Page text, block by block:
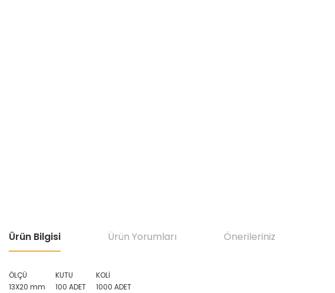
Ürün Bilgisi Ürün Yorumları Önerileriniz
ÖLÇÜ KUTU
KOLİ
13X20 mm
100 ADET
1000 ADET